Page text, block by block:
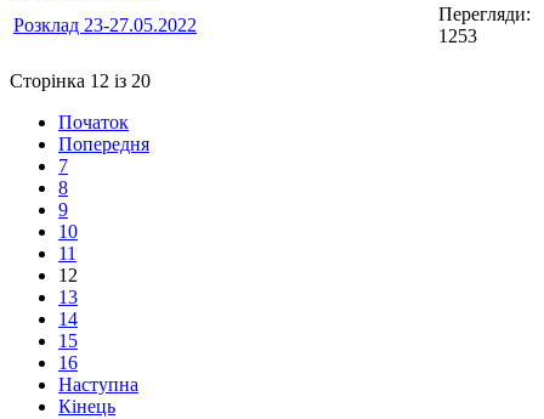
Розклад 23-27.05.2022
Перегляди:
1253
Сторінка 12 із 20
Початок
Попередня
7
8
9
10
11
12
13
14
15
16
Наступна
Кінець